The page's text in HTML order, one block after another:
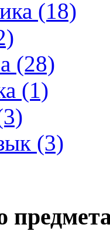
(18)
(28)
(1)
(3)